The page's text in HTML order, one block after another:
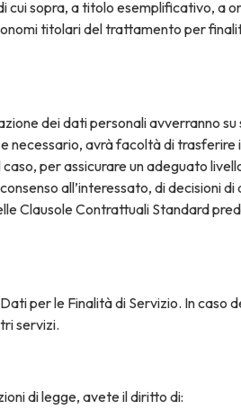
cui sopra, a titolo esemplificativo, a
titolari del trattamento per
dei dati personali avverranno
necessario, avrà facoltà di
per assicurare un adeguato
all’interessato, di decisioni
Clausole Contrattuali Standard
per le Finalità di Servizio. In caso
servizi.
di legge, avete il diritto di: